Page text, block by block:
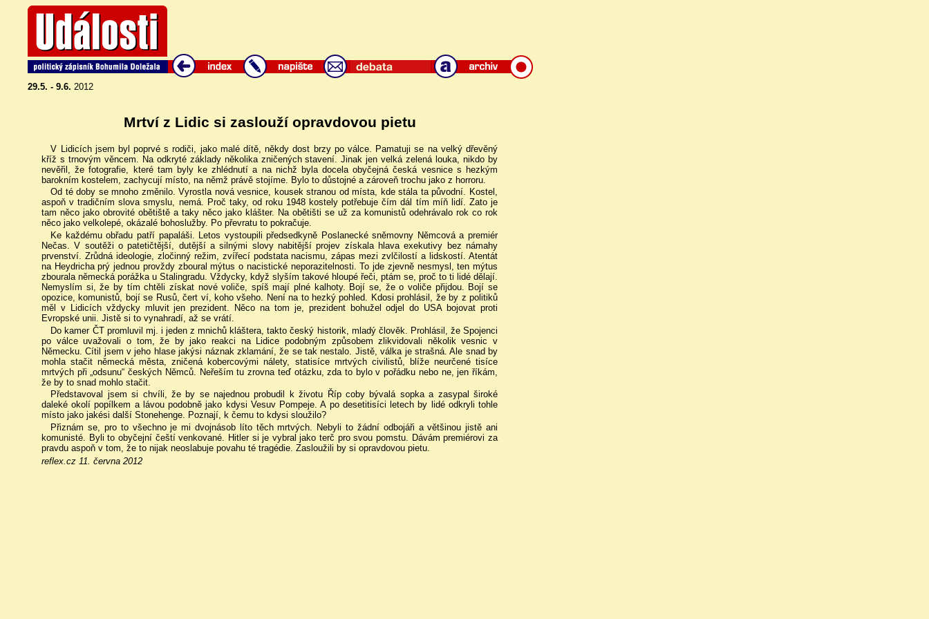
29.5. - 9.6. 2012
Mrtví z Lidic si zaslouží opravdovou pietu
V Lidicích jsem byl poprvé s rodiči, jako malé dítě, někdy dost brzy po válce. Pamatuji se na velký dřevěný
kříž s trnovým věncem. Na odkryté základy několika zničených stavení. Jinak jen velká zelená louka, nikdo by
nevěřil, že fotografie, které tam byly ke zhlédnutí a na nichž byla docela obyčejná česká vesnice s hezkým
barokním kostelem, zachycují místo, na němž právě stojíme. Bylo to důstojné a zároveň trochu jako z horroru.
Od té doby se mnoho změnilo. Vyrostla nová vesnice, kousek stranou od místa, kde stála ta původní. Kostel,
aspoň v tradičním slova smyslu, nemá. Proč taky, od roku 1948 kostely potřebuje čím dál tím míň lidí. Zato je
tam něco jako obrovité obětiště a taky něco jako klášter. Na obětišti se už za komunistů odehrávalo rok co rok
něco jako velkolepé, okázalé bohoslužby. Po převratu to pokračuje.
Ke každému obřadu patří papaláši. Letos vystoupili předsedkyně Poslanecké sněmovny Němcová a premiér
Nečas. V soutěži o patetičtější, dutější a silnými slovy nabitější projev získala hlava exekutivy bez námahy
prvenství. Zrůdná ideologie, zločinný režim, zvířecí podstata nacismu, zápas mezi zvlčilostí a lidskostí. Atentát
na Heydricha prý jednou provždy zboural mýtus o nacistické neporazitelnosti. To jde zjevně nesmysl, ten mýtus
zbourala německá porážka u Stalingradu. Vždycky, když slyším takové hloupé řeči, ptám se, proč to ti lidé dělají.
Nemyslím si, že by tím chtěli získat nové voliče, spíš mají plné kalhoty. Bojí se, že o voliče přijdou. Bojí se
opozice, komunistů, bojí se Rusů, čert ví, koho všeho. Není na to hezký pohled. Kdosi prohlásil, že by z politiků
měl v Lidicích vždycky mluvit jen prezident. Něco na tom je, prezident bohužel odjel do USA bojovat proti
Evropské unii. Jistě si to vynahradí, až se vrátí.
Do kamer ČT promluvil mj. i jeden z mnichů kláštera, takto český historik, mladý člověk. Prohlásil, že Spojenci
po válce uvažovali o tom, že by jako reakci na Lidice podobným způsobem zlikvidovali několik vesnic v
Německu. Cítil jsem v jeho hlase jakýsi náznak zklamání, že se tak nestalo. Jistě, válka je strašná. Ale snad by
mohla stačit německá města, zničená kobercovými nálety, statisíce mrtvých civilistů, blíže neurčené tisíce
mrtvých při „odsunu“ českých Němců. Neřeším tu zrovna teď otázku, zda to bylo v pořádku nebo ne, jen říkám,
že by to snad mohlo stačit.
Představoval jsem si chvíli, že by se najednou probudil k životu Říp coby bývalá sopka a zasypal široké
daleké okolí popílkem a lávou podobně jako kdysi Vesuv Pompeje. A po desetitisíci letech by lidé odkryli tohle
místo jako jakési další Stonehenge. Poznají, k čemu to kdysi sloužilo?
Přiznám se, pro to všechno je mi dvojnásob líto těch mrtvých. Nebyli to žádní odbojáři a většinou jistě ani
komunisté. Byli to obyčejní čeští venkované. Hitler si je vybral jako terč pro svou pomstu. Dávám premiérovi za
pravdu aspoň v tom, že to nijak neoslabuje povahu té tragédie. Zasloužili by si opravdovou pietu.
reflex.cz 11. června 2012